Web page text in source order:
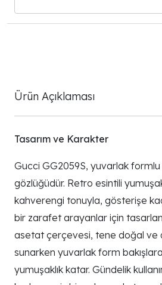
Ürün Açıklaması
Tasarım ve Karakter
Gucci GG2059S, yuvarlak formlu
gözlüğüdür. Retro esintili
kahverengi tonuyla, gösterişe
bir zarafet arayanlar için
asetat çerçevesi, tene doğal ve
sunarken yuvarlak form
yumuşaklık katar. Gündelik